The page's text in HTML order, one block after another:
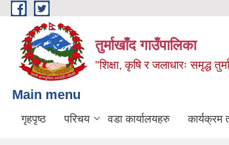
Skip to main content
तुर्माखाँद गाउँपालिका
"शिक्षा, कृषि र जलाधारः समृद्ध
Main menu
गृहपृष्ठ परिचय वडा कार्यालयहरु कार्यक्रम